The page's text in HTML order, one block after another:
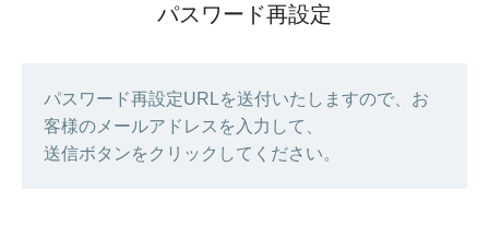
パスワード再設定
パスワード再設定URLを送付いたしますので、お
客様のメールアドレスを入力して、
送信ボタンをクリックしてください。